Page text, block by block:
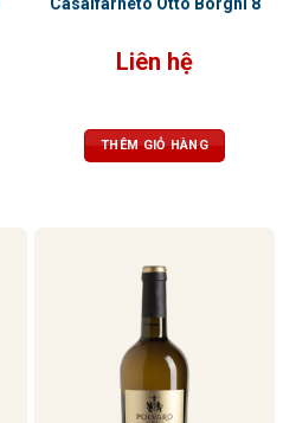
Liên hệ
THÊM GIỎ HÀNG